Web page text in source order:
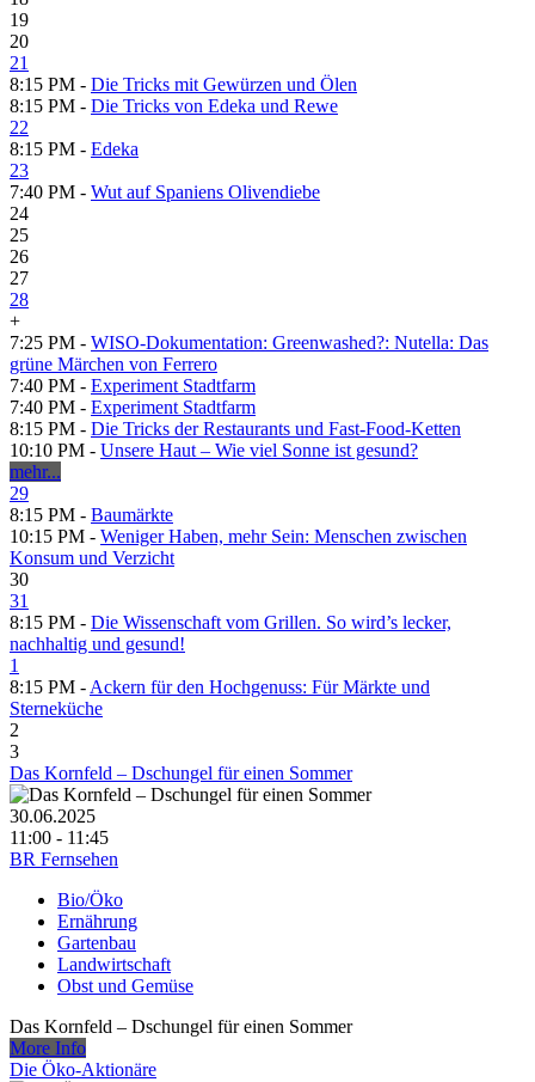
19
20
21
8:15 PM - Die Tricks mit Gewürzen und Ölen
8:15 PM - Die Tricks von Edeka und Rewe
22
8:15 PM - Edeka
23
7:40 PM - Wut auf Spaniens Olivendiebe
24
25
26
27
28
+
7:25 PM - WISO-Dokumentation: Greenwashed?: Nutella: Das
grüne Märchen von Ferrero
7:40 PM - Experiment Stadtfarm
7:40 PM - Experiment Stadtfarm
8:15 PM - Die Tricks der Restaurants und Fast-Food-Ketten
10:10 PM - Unsere Haut – Wie viel Sonne ist gesund?
mehr...
29
8:15 PM - Baumärkte
10:15 PM - Weniger Haben, mehr Sein: Menschen zwischen
Konsum und Verzicht
30
31
8:15 PM - Die Wissenschaft vom Grillen. So wird’s lecker,
nachhaltig und gesund!
1
8:15 PM - Ackern für den Hochgenuss: Für Märkte und
Sterneküche
2
3
Das Kornfeld – Dschungel für einen Sommer
30.06.2025
11:00 - 11:45
BR Fernsehen
Bio/Öko
Ernährung
Gartenbau
Landwirtschaft
Obst und Gemüse
Das Kornfeld – Dschungel für einen Sommer
More Info
Die Öko-Aktionäre